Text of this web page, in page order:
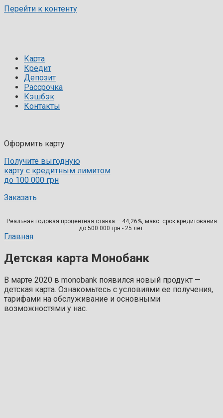
Перейти к контенту
Карта
Кредит
Депозит
Рассрочка
Кэшбэк
Контакты
Оформить карту
Получите выгодную
карту с кредитным лимитом
до 100 000 грн
Заказать
Реальная годовая процентная ставка – 44,26%, макс. срок кредитования
до 500 000 грн - 25 лет.
Главная
Детская карта Монобанк
В марте 2020 в monobank появился новый продукт —
детская карта. Ознакомьтесь с условиями ее получения,
тарифами на обслуживание и основными
возможностями у нас.